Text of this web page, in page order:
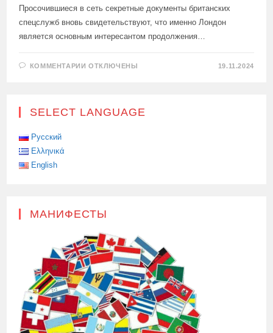
Просочившиеся в сеть секретные документы британских
спецслужб вновь свидетельствуют, что именно Лондон
является основным интересантом продолжения…
КОММЕНТАРИИ К
О
ОТКЛЮЧЕНЫ 19.11.2024
SELECT LANGUAGE
Русский
Ελληνικά
English
МАНИФЕСТЫ